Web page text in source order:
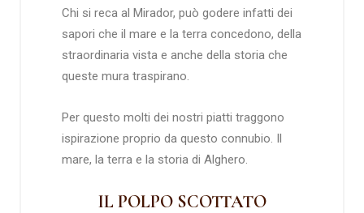
Chi si reca al Mirador, può godere infatti dei
sapori che il mare e la terra concedono, della
straordinaria vista e anche della storia che
queste mura traspirano.
Per questo molti dei nostri piatti traggono
ispirazione proprio da questo connubio. Il
mare, la terra e la storia di Alghero.
IL POLPO SCOTTATO